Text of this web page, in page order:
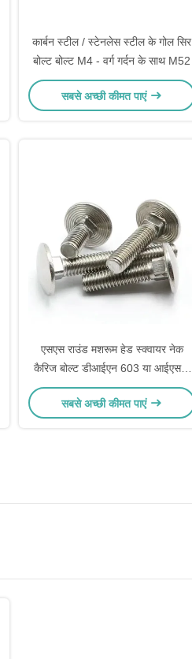
कार्बन स्टील / स्टेनलेस स्टील के गोल सिर
बोल्ट बोल्ट M4 - वर्ग गर्दन के साथ M52
सबसे अच्छी कीमत पाएं
एसएस राउंड मशरूम हेड स्क्वायर नेक
कैरिज बोल्ट डीआईएन 603 या आईएसओ
8677
सबसे अच्छी कीमत पाएं